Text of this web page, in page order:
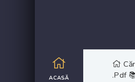
ACASĂ
.Pdf